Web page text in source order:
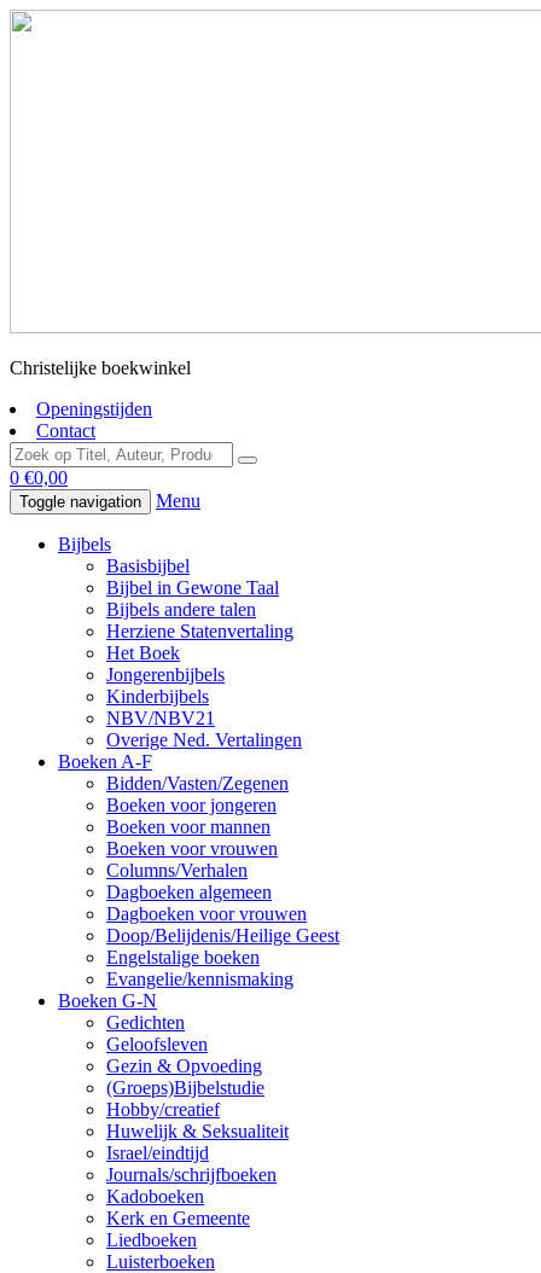
Christelijke boekwinkel
Openingstijden
Contact
0 €0,00
Toggle navigation Menu
Bijbels
Basisbijbel
Bijbel in Gewone Taal
Bijbels andere talen
Herziene Statenvertaling
Het Boek
Jongerenbijbels
Kinderbijbels
NBV/NBV21
Overige Ned. Vertalingen
Boeken A-F
Bidden/Vasten/Zegenen
Boeken voor jongeren
Boeken voor mannen
Boeken voor vrouwen
Columns/Verhalen
Dagboeken algemeen
Dagboeken voor vrouwen
Doop/Belijdenis/Heilige Geest
Engelstalige boeken
Evangelie/kennismaking
Boeken G-N
Gedichten
Geloofsleven
Gezin & Opvoeding
(Groeps)Bijbelstudie
Hobby/creatief
Huwelijk & Seksualiteit
Israel/eindtijd
Journals/schrijfboeken
Kadoboeken
Kerk en Gemeente
Liedboeken
Luisterboeken